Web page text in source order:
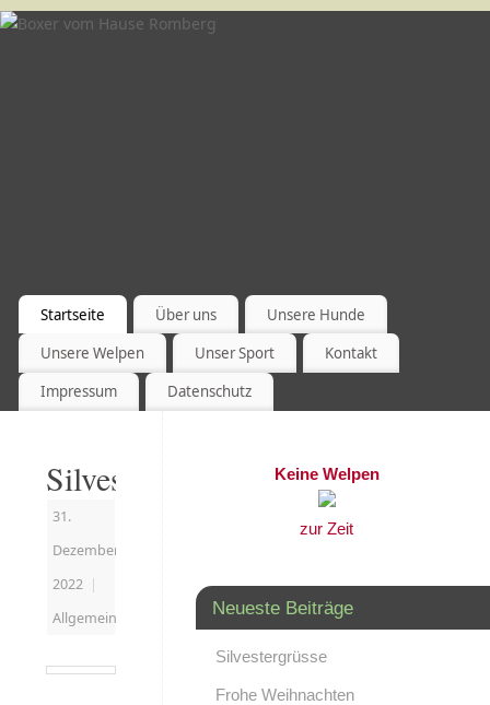
Startseite Über uns
Unsere Hunde
Unsere Welpen
Unser Sport
Kontakt
Impressum
Datenschutz
Silvestergrüsse
31.
Dezember
2022 |
Allgemein
Keine Welpen
zur Zeit
Neueste Beiträge
Silvestergrüsse
Frohe Weihnachten